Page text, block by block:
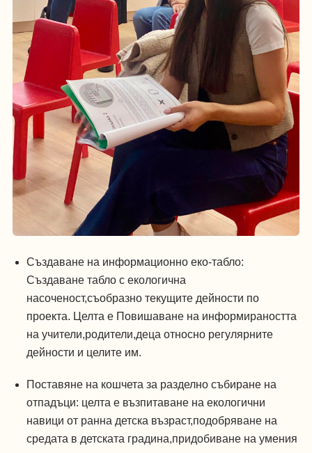
Създаване на информационно еко-табло:
Създаване табло с екологична
насоченост,съобразно текущите дейности по
проекта. Целта е Повишаване на информираността
на учители,родители,деца относно регулярните
дейности и целите им.
Поставяне на кошчета за разделно събиране на
отпадъци: целта е възпитаване на екологични
навици от ранна детска възраст,подобряване на
средата в детската градина,придобиване на умения